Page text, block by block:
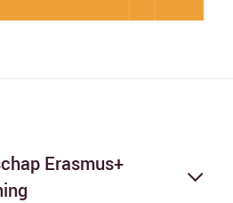
Erasmus+